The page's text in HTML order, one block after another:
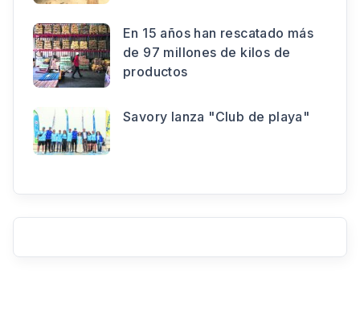
En 15 años han rescatado más
de 97 millones de kilos de
productos
Savory lanza "Club de playa"